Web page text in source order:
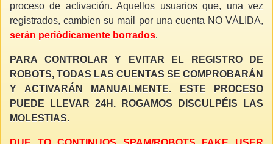
proceso de activación. Aquellos usuarios que, una vez
registrados, cambien su mail por una cuenta NO VÁLIDA,
serán periódicamente borrados.
PARA CONTROLAR Y EVITAR EL REGISTRO DE
ROBOTS, TODAS LAS CUENTAS SE COMPROBARÁN
Y ACTIVARÁN MANUALMENTE. ESTE PROCESO
PUEDE LLEVAR 24H. ROGAMOS DISCULPÉIS LAS
MOLESTIAS.